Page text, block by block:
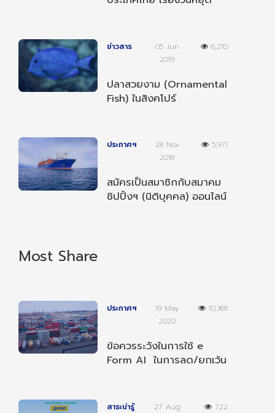
ข่าวสาร
05 Jun
2019
6,210
ปลาสวยงาม (Ornamental
Fish) ในสิงคโปร์
ประกาศฯ
28 Nov
2018
5,971
สมัครเป็นสมาชิกกับสมาคม
ชิปปิ้งฯ (นิติบุคคล) ออนไลน์
Most Share
ประกาศฯ
19 May
2020
10,368
ข้อควรระวังในการใช้ e
Form AI ในการลด/ยกเว้น
สาระน่ารู้
27 Aug
722